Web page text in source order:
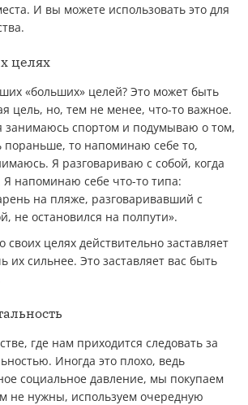
И вы можете использовать это для
целях
«больших» целей? Это может быть
цель, но, тем не менее, что-то важное.
занимаюсь спортом и подумываю о том,
пораньше, то напоминаю себе то,
Я разговариваю с собой, когда
Я напоминаю себе что-то типа:
на пляже, разговаривавший с
не остановился на полпути».
своих целях действительно заставляет
их сильнее. Это заставляет вас быть
где нам приходится следовать за
Иногда это плохо, ведь
социальное давление, мы покупаем
не нужны, используем очередную